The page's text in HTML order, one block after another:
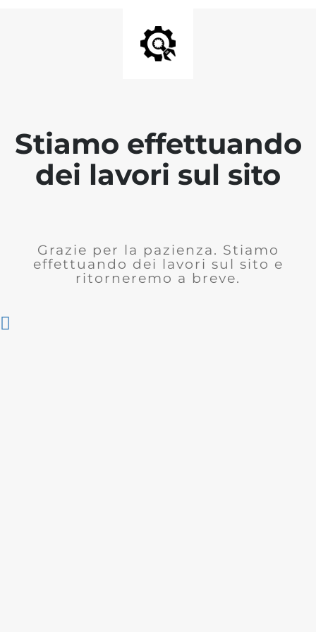
Stiamo effettuando
dei lavori sul sito
Grazie per la pazienza. Stiamo
effettuando dei lavori sul sito e
ritorneremo a breve.